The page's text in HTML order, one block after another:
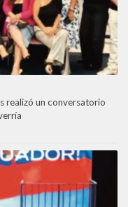
realizó un conversatorio